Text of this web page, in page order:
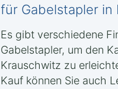
für Gabelstapler in
Es gibt verschiedene
Gabelstapler, um den
Krauschwitz zu
Kauf können Sie auch